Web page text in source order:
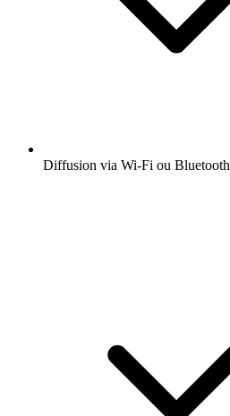
Diffusion via Wi-Fi ou Bluetooth